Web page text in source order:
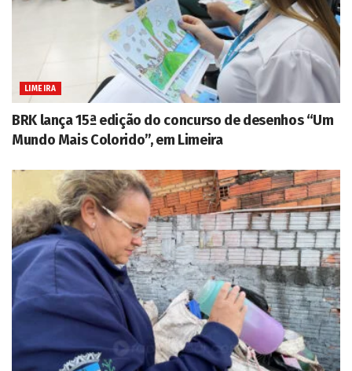
LIMEIRA
BRK lança 15ª edição do concurso de desenhos “Um
Mundo Mais Colorido”, em Limeira